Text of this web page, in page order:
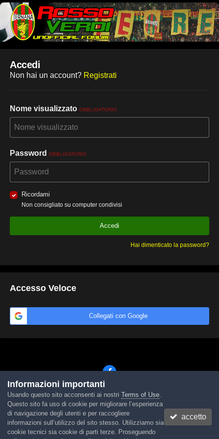
Accedi
Non hai un account? Registrati
Nome visualizzato OBBLIGATORIO
Password OBBLIGATORIO
Ricordami
Non consigliato su computer condivisi
Accedi
Hai dimenticato la password?
Accesso Veloce
Collegati con Google
Lingua Tema Contattaci Cookies
Powered by Invision Community
Informazioni importanti
Usando questo sito acconsenti ai nostri Terms of Use.
Questo sito fa uso di cookie per migliorare l’esperienza
di navigazione degli utenti e per raccogliere
informazioni sull’utilizzo del sito stesso. Utilizziamo sia
cookie tecnici sia cookie di parti terze. Proseguendo
accetto